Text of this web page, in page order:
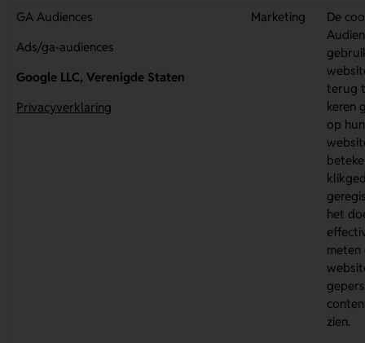
GA Audiences
Ads/ga-audiences
Google LLC, Verenigde Staten
Privacyverklaring
Marketing
De
terug
keren
op
het
meten
zien.